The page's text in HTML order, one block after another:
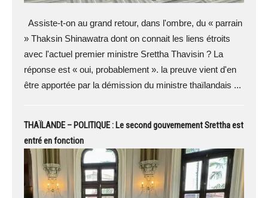
Assiste-t-on au grand retour, dans l'ombre, du « parrain
» Thaksin Shinawatra dont on connait les liens étroits
avec l'actuel premier ministre Srettha Thavisin ? La
réponse est « oui, probablement ». la preuve vient d'en
être apportée par la démission du ministre thaïlandais ...
THAÏLANDE – POLITIQUE : Le second gouvernement Srettha est
entré en fonction